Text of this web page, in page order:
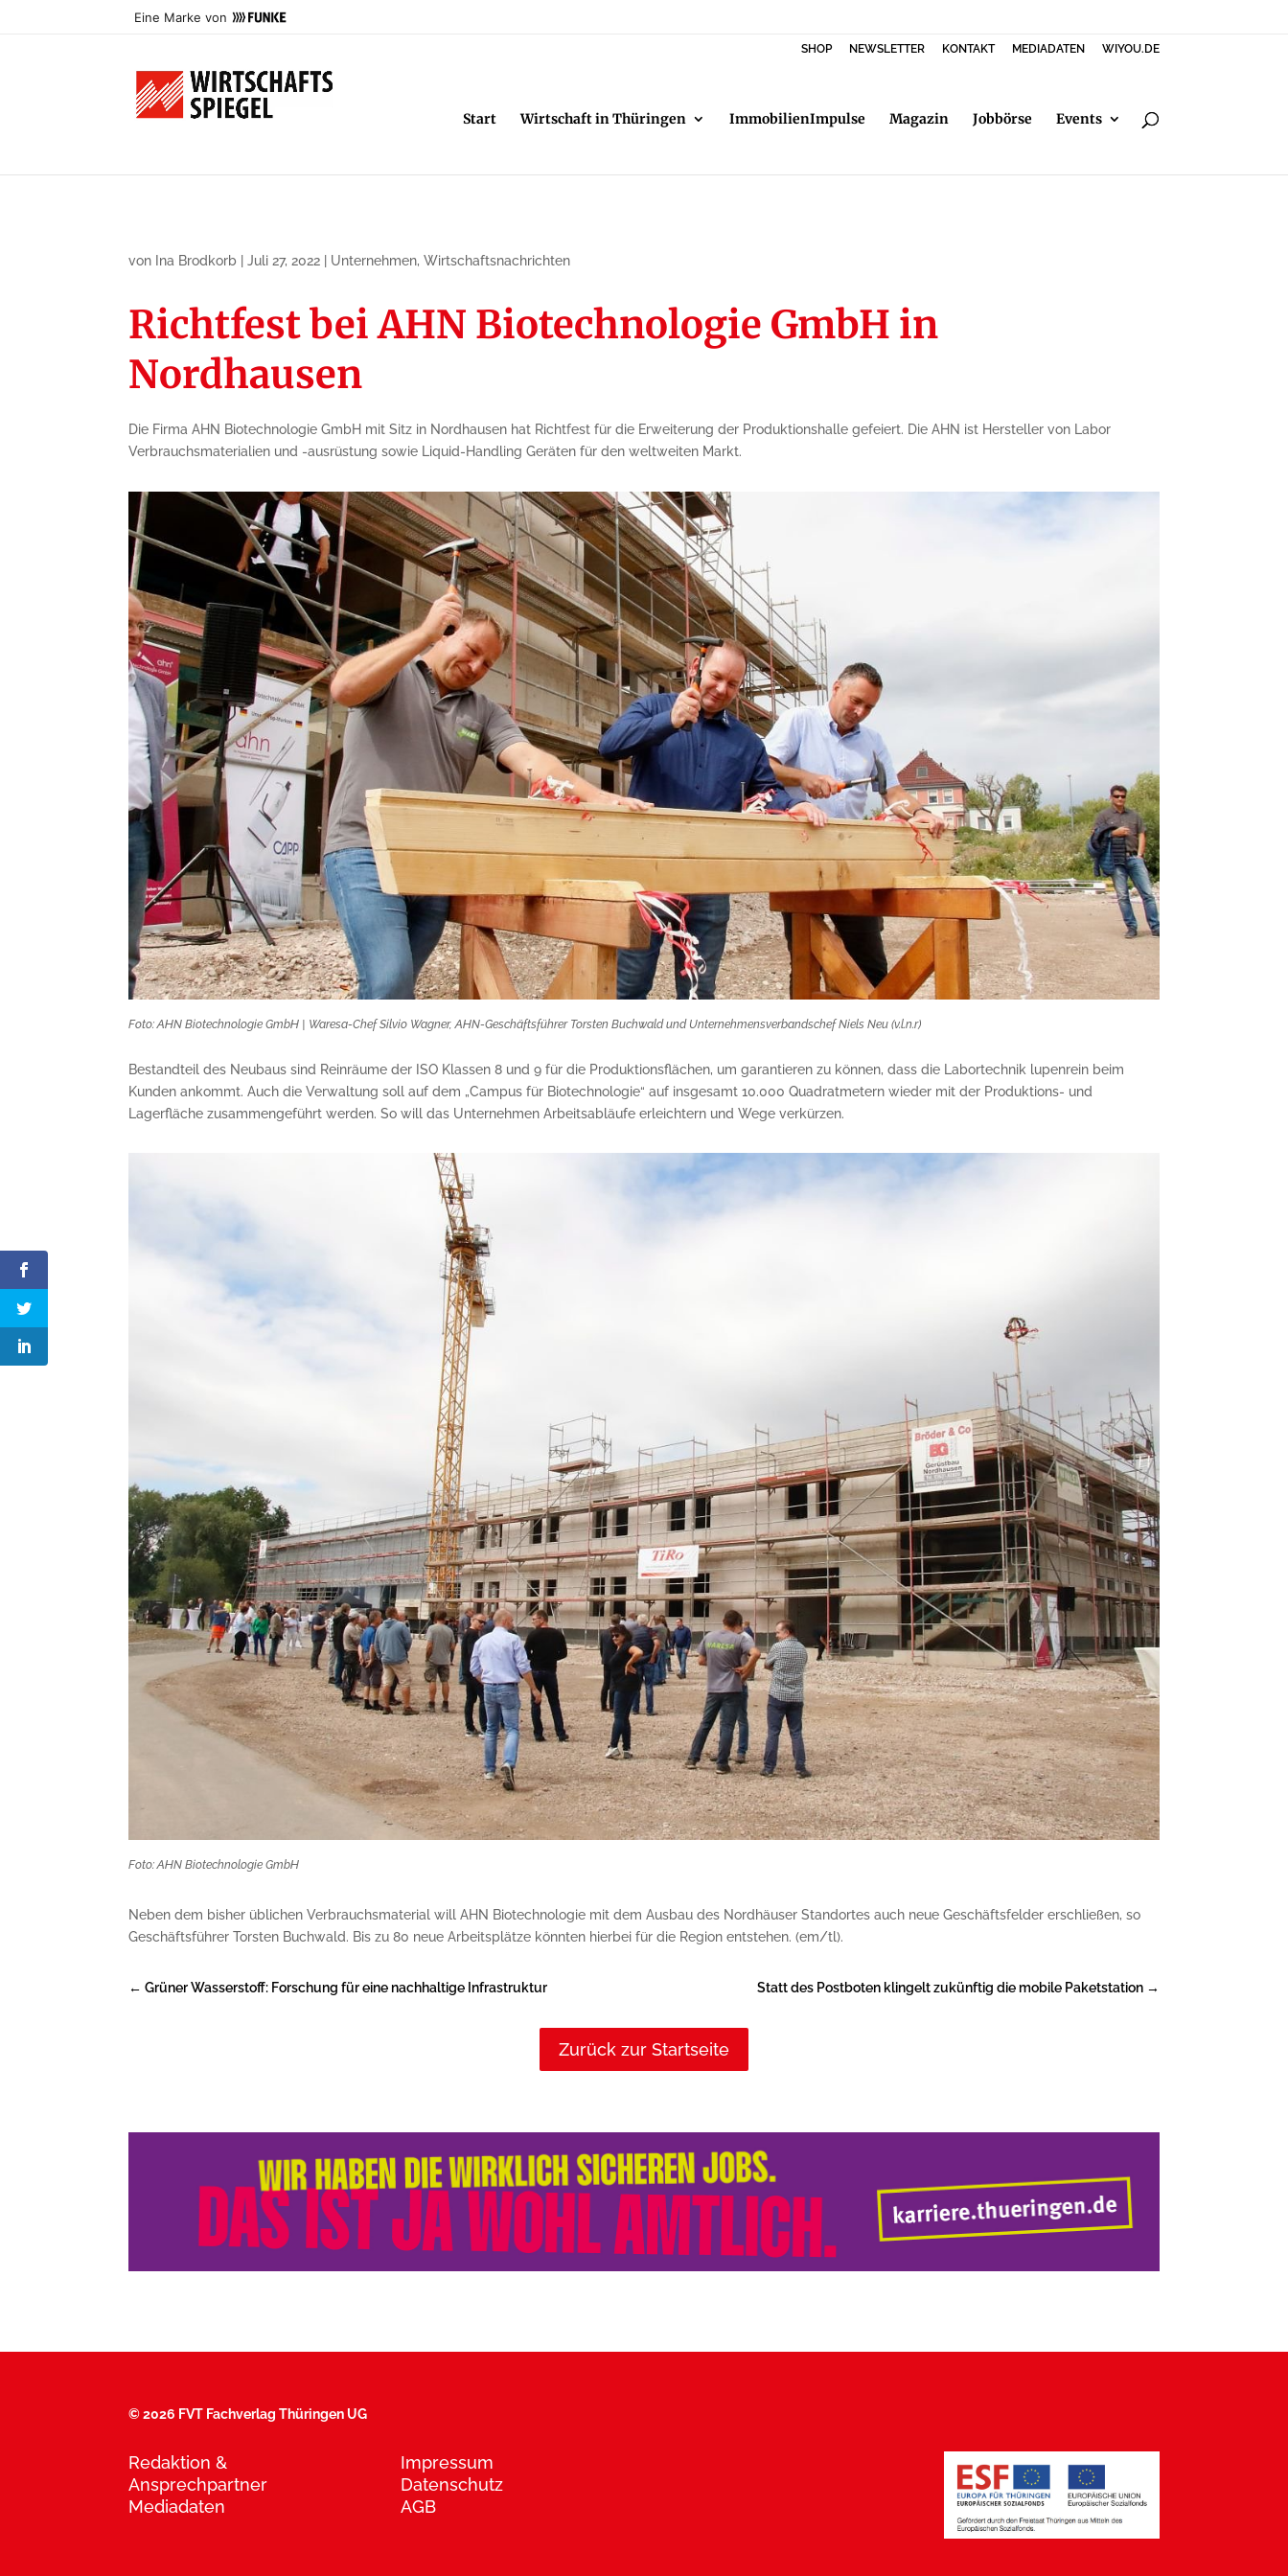
Eine Marke von
SHOP NEWSLETTER KONTAKT MEDIADATEN WIYOU.DE
Start Wirtschaft in Thüringen ImmobilienImpulse Magazin Jobbörse Events
von Ina Brodkorb |Juli 27, 2022 | Unternehmen,Wirtschaftsnachrichten
Richtfest bei AHN Biotechnologie GmbH in
Nordhausen
Die Firma AHN Biotechnologie GmbH mit Sitz in Nordhausen hat Richtfest für die Erweiterung der Produktionshalle gefeiert. Die AHN ist Hersteller von Labor
Verbrauchsmaterialien und -ausrüstung sowie Liquid-Handling Geräten für den weltweiten Markt.
Foto: AHN Biotechnologie GmbH | Waresa-Chef Silvio Wagner, AHN-Geschäftsführer Torsten Buchwald und Unternehmensverbandschef Niels Neu (v.l.n.r)
Bestandteil des Neubaus sind Reinräume der ISO Klassen 8 und 9 für die Produktionsflächen, um garantieren zu können, dass die Labortechnik lupenrein beim
Kunden ankommt. Auch die Verwaltung soll auf dem „Campus für Biotechnologie“ auf insgesamt 10.000 Quadratmetern wieder mit der Produktions- und
Lagerfläche zusammengeführt werden. So will das Unternehmen Arbeitsabläufe erleichtern und Wege verkürzen.
Foto: AHN Biotechnologie GmbH
Neben dem bisher üblichen Verbrauchsmaterial will AHN Biotechnologie mit dem Ausbau des Nordhäuser Standortes auch neue Geschäftsfelder erschließen, so
Geschäftsführer Torsten Buchwald. Bis zu 80 neue Arbeitsplätze könnten hierbei für die Region entstehen. (em/tl).
←Grüner Wasserstoff: Forschung für eine nachhaltige Infrastruktur Statt des Postboten klingelt zukünftig die mobile Paketstation→
Zurück zur Startseite
©2026 FVT Fachverlag Thüringen UG
Redaktion &
Ansprechpartner
Mediadaten
Impressum
Datenschutz
AGB